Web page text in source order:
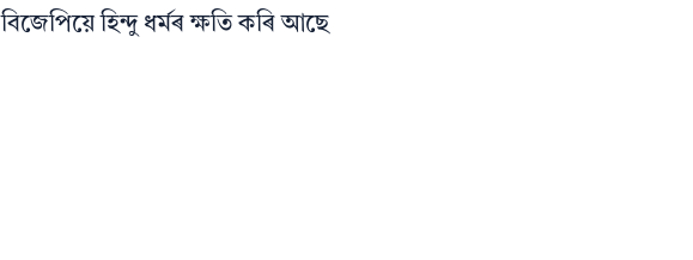
বিজেপিয়ে হিন্দু ধর্মৰ ক্ষতি কৰি আছে